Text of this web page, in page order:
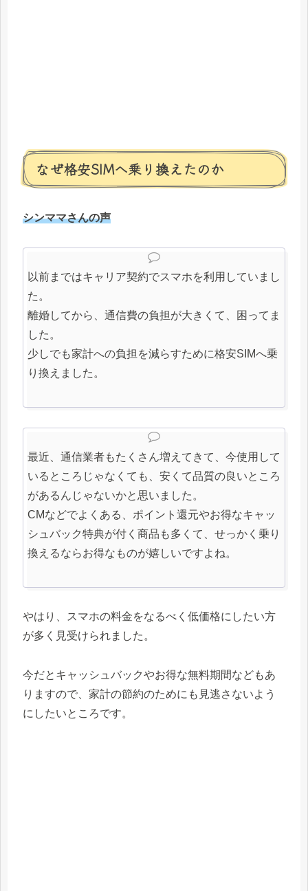
なぜ格安SIMへ乗り換えたのか
シンママさんの声
以前まではキャリア契約でスマホを利用していまし
た。
離婚してから、通信費の負担が大きくて、困ってま
した。
少しでも家計への負担を減らすために格安SIMへ乗
り換えました。
最近、通信業者もたくさん増えてきて、今使用して
いるところじゃなくても、安くて品質の良いところ
があるんじゃないかと思いました。
CMなどでよくある、ポイント還元やお得なキャッ
シュバック特典が付く商品も多くて、せっかく乗り
換えるならお得なものが嬉しいですよね。
やはり、スマホの料金をなるべく低価格にしたい方
が多く見受けられました。
今だとキャッシュバックやお得な無料期間などもあ
りますので、家計の節約のためにも見逃さないよう
にしたいところです。